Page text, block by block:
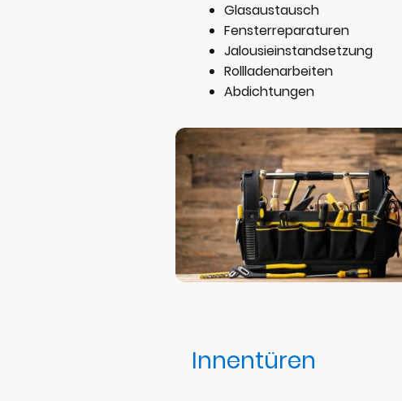
Glasaustausch
Fensterreparaturen
Jalousieinstandsetzung
Rollladenarbeiten
Abdichtungen
Innentüren